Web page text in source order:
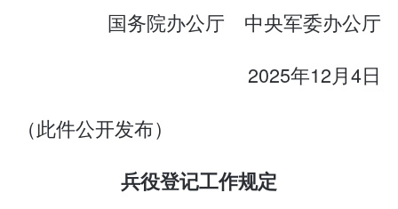
国务院办公厅 中央军委办公厅
2025年12月4日
（此件公开发布）
兵役登记工作规定